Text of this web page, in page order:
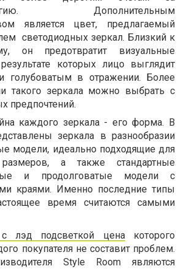
Дополнительным
является цвет, предлагаемый
светодиодных зеркал. Близкий к
он предотвратит визуальные
которых лицо выглядит
голубоватым в отражении. Более
такого зеркала можно выбрать с
предпочтений.
каждого зеркала - его форма. В
зеркала в разнообразии
модели, идеально подходящие для
а также стандартные
и продолговатые модели с
краями. Именно последние типы
время считаются самыми
лэд подсветкой ценакоторого
покупателя не составит проблем.
Style Room являются